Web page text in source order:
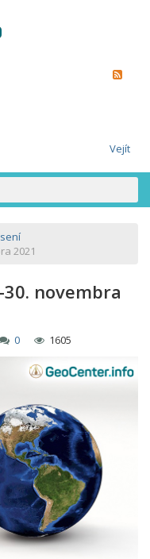
Vejít
2021
novembra
0 1605